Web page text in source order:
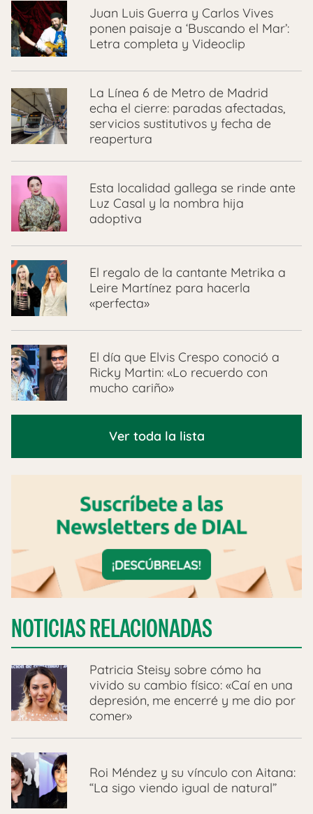
Juan Luis Guerra y Carlos Vives
ponen paisaje a ‘Buscando el Mar’:
Letra completa y Videoclip
La Línea 6 de Metro de Madrid
echa el cierre: paradas afectadas,
servicios sustitutivos y fecha de
reapertura
Esta localidad gallega se rinde ante
Luz Casal y la nombra hija
adoptiva
El regalo de la cantante Metrika a
Leire Martínez para hacerla
«perfecta»
El día que Elvis Crespo conoció a
Ricky Martin: «Lo recuerdo con
mucho cariño»
Ver toda la lista
NOTICIAS RELACIONADAS
Patricia Steisy sobre cómo ha
vivido su cambio físico: «Caí en una
depresión, me encerré y me dio por
comer»
Roi Méndez y su vínculo con Aitana:
“La sigo viendo igual de natural”